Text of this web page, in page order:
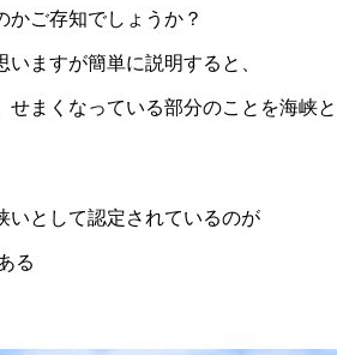
かご存知でしょうか？
ますが簡単に説明すると、
せまくなっている部分のことを海峡と
いとして認定されているのが
る